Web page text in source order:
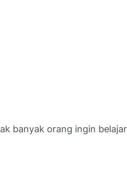
banyak orang ingin